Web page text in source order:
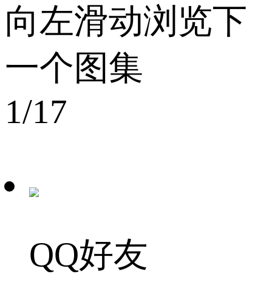
向左滑动浏览下
一个图集
1/17
QQ好友